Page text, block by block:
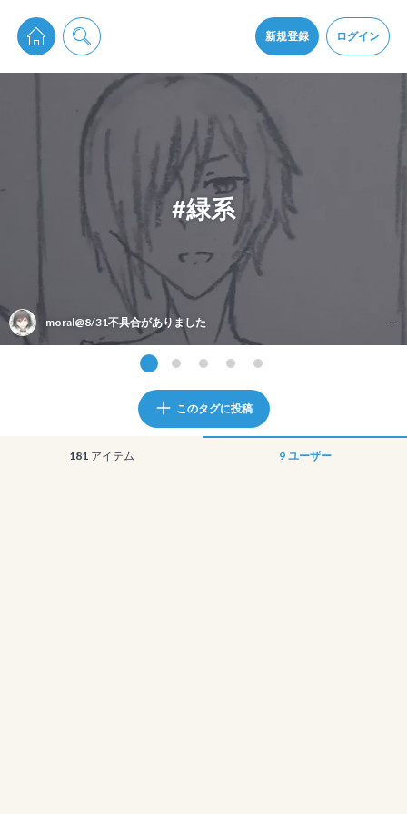
新規登録 ログイン
pixiv Sketchは2024年5月28日付で プライパシーポリシーを改定しました。
通知を受け取るにはここをクリックします
pixiv Sketchアプリでさらに快適に！
アプリをインストール
#緑系
moral@8/31不具合がありました --
このタグに投稿
181 アイテム 9 ユーザー